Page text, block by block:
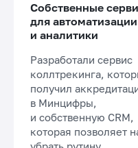
Собственные
для автоматизации
и аналитики
Разработали сервис
коллтрекинга,
получил
в Минцифры,
и собственную CRM,
которая позволяет